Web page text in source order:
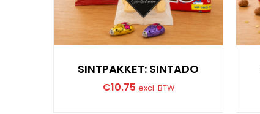
SINTPAKKET: SINTADO
€10.75 excl. BTW